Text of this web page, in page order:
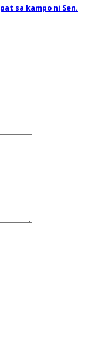
sa kampo ni Sen.